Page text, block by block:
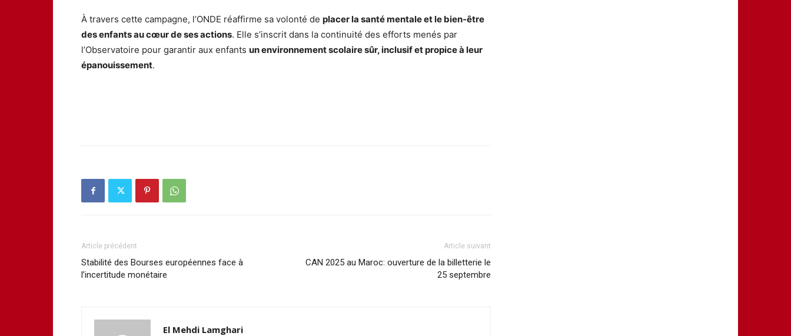
À travers cette campagne, l’ONDE réaffirme sa volonté de placer la santé mentale et le bien-être
des enfants au cœur de ses actions. Elle s’inscrit dans la continuité des efforts menés par
l’Observatoire pour garantir aux enfants un environnement scolaire sûr, inclusif et propice à leur
épanouissement.
Article précédent
Stabilité des Bourses européennes face à
l’incertitude monétaire
Article suivant
CAN 2025 au Maroc: ouverture de la billetterie le
25 septembre
El Mehdi Lamghari